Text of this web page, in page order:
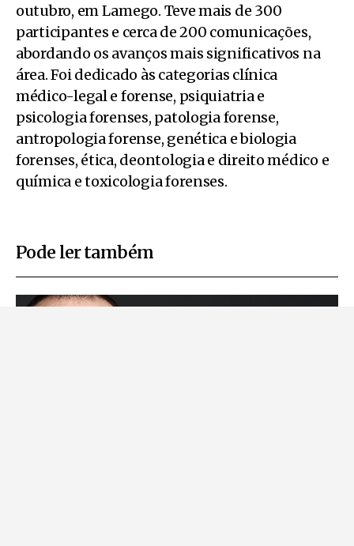
outubro, em Lamego. Teve mais de 300
participantes e cerca de 200 comunicações,
abordando os avanços mais significativos na
área. Foi dedicado às categorias clínica
médico-legal e forense, psiquiatria e
psicologia forenses, patologia forense,
antropologia forense, genética e biologia
forenses, ética, deontologia e direito médico e
química e toxicologia forenses.
Pode ler também